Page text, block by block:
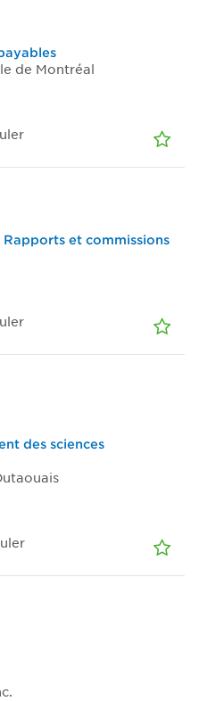
de Montréal
et commissions
des sciences